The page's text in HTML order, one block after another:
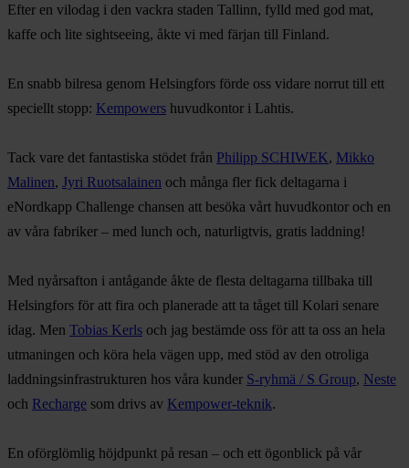
Efter en vilodag i den vackra staden Tallinn, fylld med god mat,
kaffe och lite sightseeing, åkte vi med färjan till Finland.
En snabb bilresa genom Helsingfors förde oss vidare norrut till ett
speciellt stopp: Kempowers huvudkontor i Lahtis.
Tack vare det fantastiska stödet från Philipp SCHIWEK, Mikko
Malinen, Jyri Ruotsalainen och många fler fick deltagarna i
eNordkapp Challenge chansen att besöka vårt huvudkontor och en
av våra fabriker – med lunch och, naturligtvis, gratis laddning!
Med nyårsafton i antågande åkte de flesta deltagarna tillbaka till
Helsingfors för att fira och planerade att ta tåget till Kolari senare
idag. Men Tobias Kerls och jag bestämde oss för att ta oss an hela
utmaningen och köra hela vägen upp, med stöd av den otroliga
laddningsinfrastrukturen hos våra kunder S-ryhmä / S Group, Neste
och Recharge som drivs av Kempower-teknik.
En oförglömlig höjdpunkt på resan – och ett ögonblick på vår